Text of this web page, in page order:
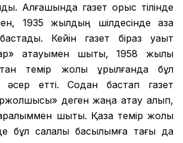
Алғашында газет орыс тілінде
1935 жылдың шілдесінде қазақ
Кейін газет біраз уақыт
атауымен шықты, 1958 жылы
темір жолы құрылғанда бұл
етті. Содан бастап газет
деген жаңа атау алып,
шықты. Қазақ темір жолы
бұл салалық басылымға тағы да